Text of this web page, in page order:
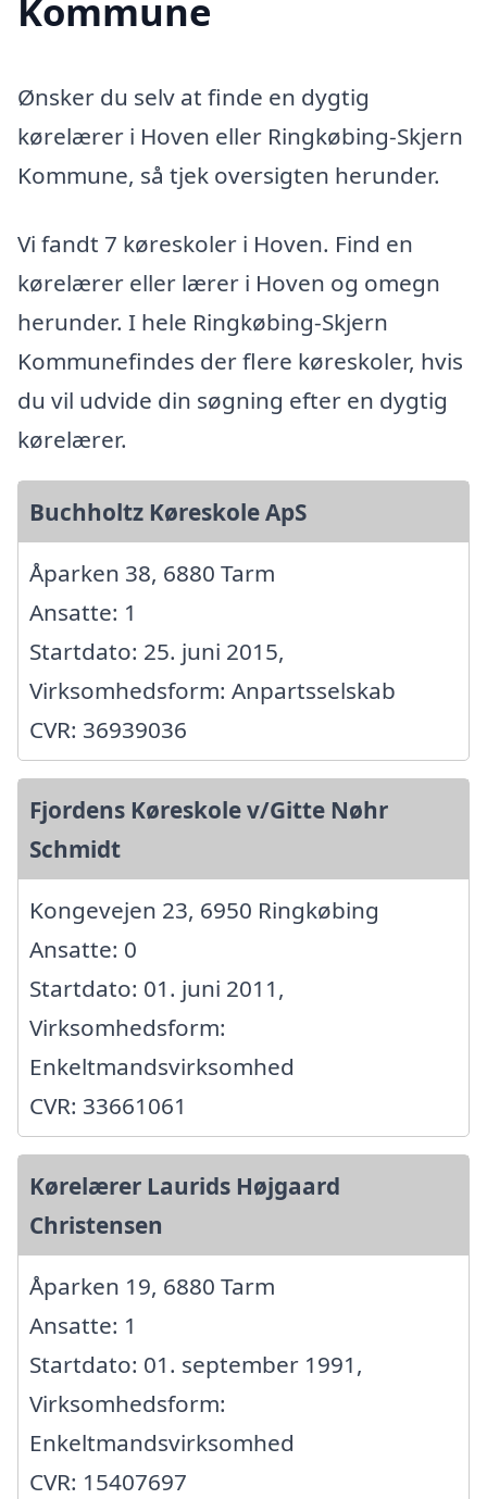
Kommune
Ønsker du selv at finde en dygtig
kørelærer i Hoven eller Ringkøbing-Skjern
Kommune, så tjek oversigten herunder.
Vi fandt 7 køreskoler i Hoven. Find en
kørelærer eller lærer i Hoven og omegn
herunder. I hele Ringkøbing-Skjern
Kommunefindes der flere køreskoler, hvis
du vil udvide din søgning efter en dygtig
kørelærer.
Buchholtz Køreskole ApS
Åparken 38, 6880 Tarm
Ansatte: 1
Startdato: 25. juni 2015,
Virksomhedsform: Anpartsselskab
CVR: 36939036
Fjordens Køreskole v/Gitte Nøhr
Schmidt
Kongevejen 23, 6950 Ringkøbing
Ansatte: 0
Startdato: 01. juni 2011,
Virksomhedsform:
Enkeltmandsvirksomhed
CVR: 33661061
Kørelærer Laurids Højgaard
Christensen
Åparken 19, 6880 Tarm
Ansatte: 1
Startdato: 01. september 1991,
Virksomhedsform:
Enkeltmandsvirksomhed
CVR: 15407697